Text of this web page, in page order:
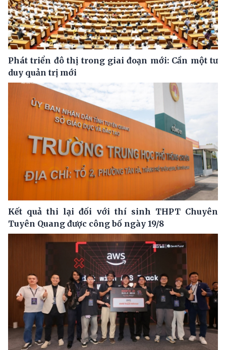
Phát triển đô thị trong giai đoạn mới: Cần một tư
duy quản trị mới
Kết quả thi lại đối với thí sinh THPT Chuyên
Tuyên Quang được công bố ngày 19/8